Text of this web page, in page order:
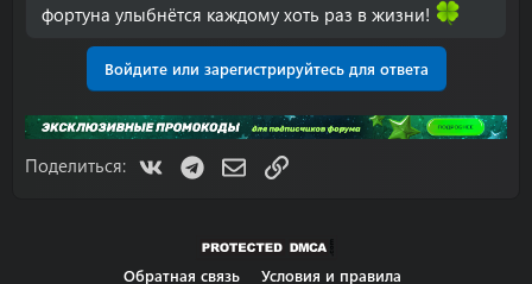
фортуна улыбнётся каждому хоть раз в жизни!
Войдите или зарегистрируйтесь для ответа
Поделиться: VK TelegramЭлектронная почта
Ссылка
Обратная связь Условия и правила